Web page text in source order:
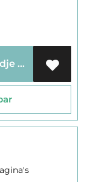
Voeg toe aan mijn winkelmandje